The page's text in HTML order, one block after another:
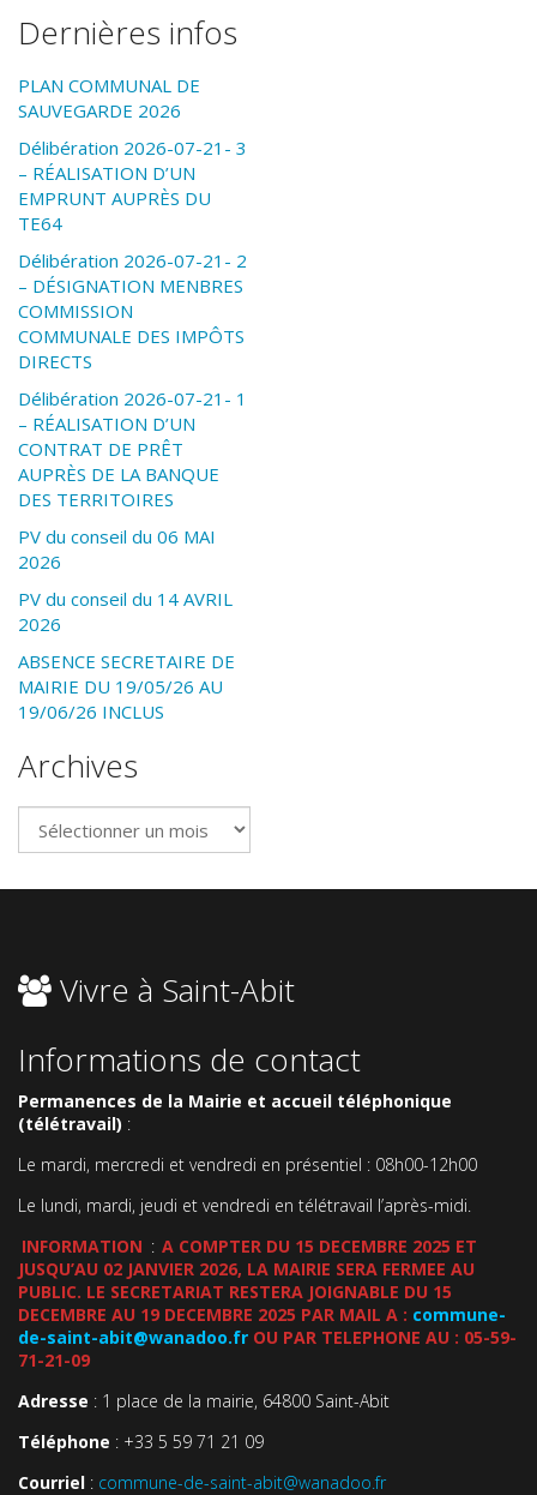
Dernières infos
PLAN COMMUNAL DE
SAUVEGARDE 2026
Délibération 2026-07-21- 3
– RÉALISATION D’UN
EMPRUNT AUPRÈS DU
TE64
Délibération 2026-07-21- 2
– DÉSIGNATION MENBRES
COMMISSION
COMMUNALE DES IMPÔTS
DIRECTS
Délibération 2026-07-21- 1
– RÉALISATION D’UN
CONTRAT DE PRÊT
AUPRÈS DE LA BANQUE
DES TERRITOIRES
PV du conseil du 06 MAI
2026
PV du conseil du 14 AVRIL
2026
ABSENCE SECRETAIRE DE
MAIRIE DU 19/05/26 AU
19/06/26 INCLUS
Archives
Archives
Vivre à Saint-Abit
Informations de contact
Permanences de la Mairie et accueil téléphonique
(télétravail) :
Le mardi, mercredi et vendredi en présentiel : 08h00-12h00
Le lundi, mardi, jeudi et vendredi en télétravail l’après-midi.
INFORMATION : A COMPTER DU 15 DECEMBRE 2025 ET
JUSQU’AU 02 JANVIER 2026, LA MAIRIE SERA FERMEE AU
PUBLIC. LE SECRETARIAT RESTERA JOIGNABLE DU 15
DECEMBRE AU 19 DECEMBRE 2025 PAR MAIL A : commune-
de-saint-abit@wanadoo.fr OU PAR TELEPHONE AU : 05-59-
71-21-09
Adresse : 1 place de la mairie, 64800 Saint-Abit
Téléphone : +33 5 59 71 21 09
Courriel : commune-de-saint-abit@wanadoo.fr